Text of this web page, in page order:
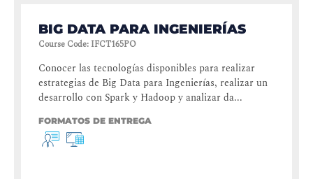
BIG DATA PARA INGENIERÍAS
Course Code: IFCT165PO
Conocer las tecnologías disponibles para realizar
estrategias de Big Data para Ingenierías, realizar un
desarrollo con Spark y Hadoop y analizar da...
FORMATOS DE ENTREGA